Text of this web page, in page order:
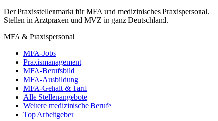
Der Praxisstellenmarkt für MFA und medizinisches Praxispersonal.
Stellen in Arztpraxen und MVZ in ganz Deutschland.
MFA & Praxispersonal
MFA-Jobs
Praxismanagement
MFA-Berufsbild
MFA-Ausbildung
MFA-Gehalt & Tarif
Alle Stellenangebote
Weitere medizinische Berufe
Top Arbeitgeber